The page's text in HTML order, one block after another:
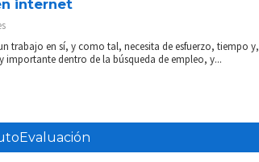
internet
trabajo en sí, y como tal, necesita de esfuerzo, tiempo y,
dentro de la búsqueda de empleo, y...